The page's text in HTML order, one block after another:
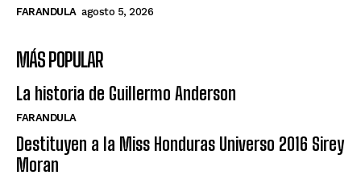
FARANDULA agosto 5, 2026
MÁS POPULAR
La historia de Guillermo Anderson
FARANDULA
Destituyen a la Miss Honduras Universo 2016 Sirey
Moran